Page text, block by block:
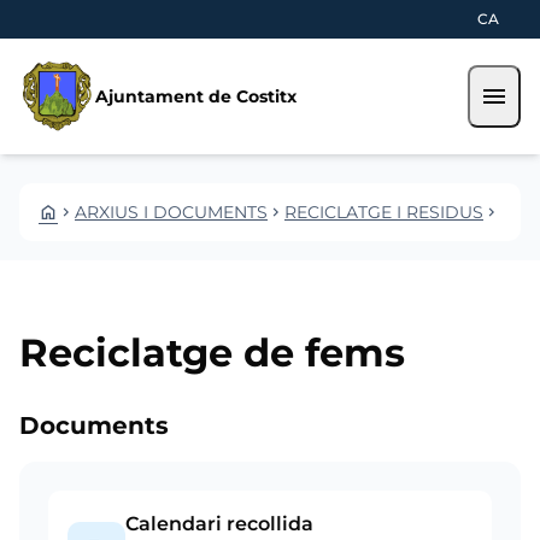
CA
Ajuntament de Costitx menu
HOME CHEVRON_RIGHT ARXIUS I DOCUMENTS CHEVRON_RIGHT RECICLATGE I RESIDUS CHEVRON_RIGHT
Reciclatge de fems
Documents
Calendari recollida